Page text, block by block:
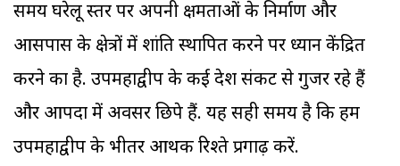
समय घरेलू स्तर पर अपनी क्षमताओं के निर्माण और
आसपास के क्षेत्रों में शांति स्थापित करने पर ध्यान केंद्रित
करने का है. उपमहाद्वीप के कई देश संकट से गुजर रहे हैं
और आपदा में अवसर छिपे हैं. यह सही समय है कि हम
उपमहाद्वीप के भीतर आर्थिक रिश्ते प्रगाढ़ करें.